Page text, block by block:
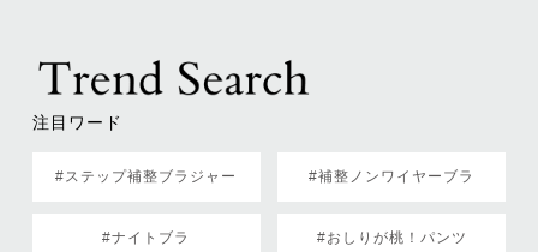
注目ワード
#ステップ補整ブラジャー #補整ノンワイヤーブラ
#ナイトブラ #おしりが桃！パンツ